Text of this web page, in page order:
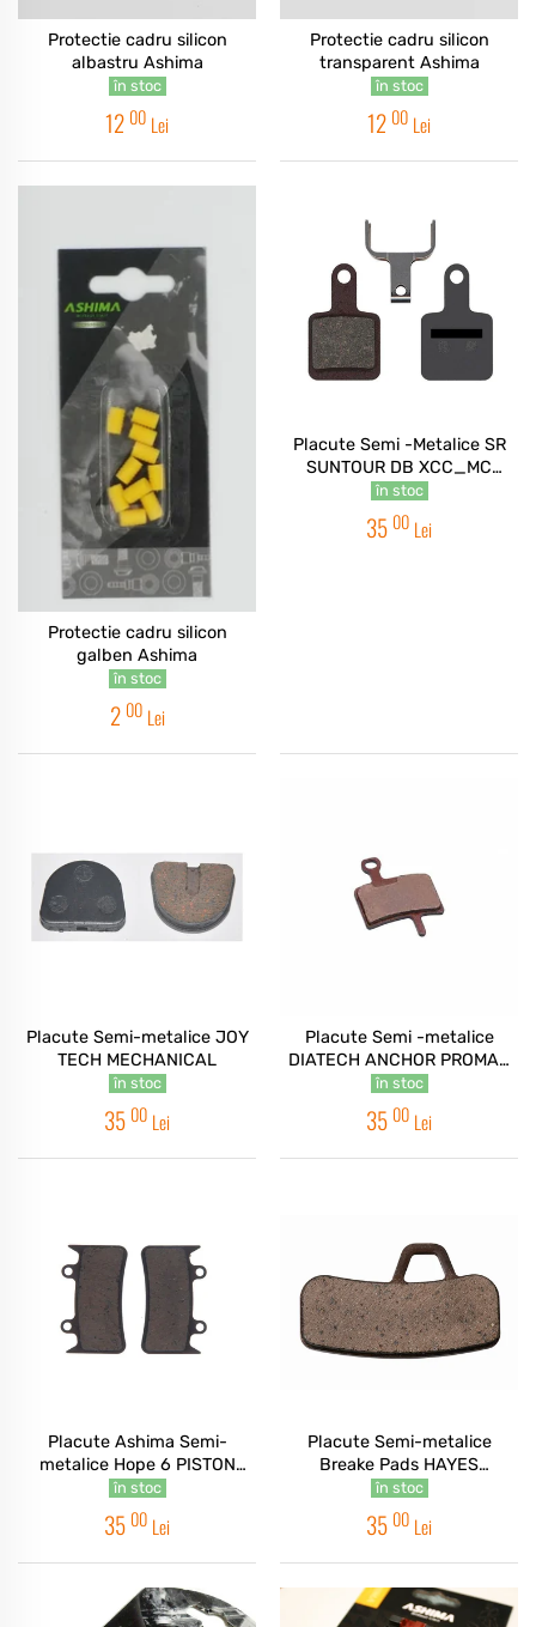
Protectie cadru silicon
albastru Ashima
în stoc
12 00 Lei
Protectie cadru silicon
transparent Ashima
în stoc
12 00 Lei
Protectie cadru silicon
galben Ashima
în stoc
2 00 Lei
Placute Semi -Metalice SR
SUNTOUR DB XCC_MC
MECHANICAL
în stoc
35 00 Lei
Placute Semi-metalice JOY
TECH MECHANICAL
în stoc
35 00 Lei
Placute Semi -metalice
DIATECH ANCHOR PROMAX
DSK901
în stoc
35 00 Lei
Placute Ashima Semi-
metalice Hope 6 PISTON
MONO 6T1
în stoc
35 00 Lei
Placute Semi-metalice
Breake Pads HAYES
STROKER ACE
în stoc
35 00 Lei